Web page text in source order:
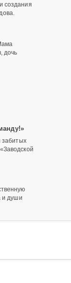
создания
дочь
забитых
и души